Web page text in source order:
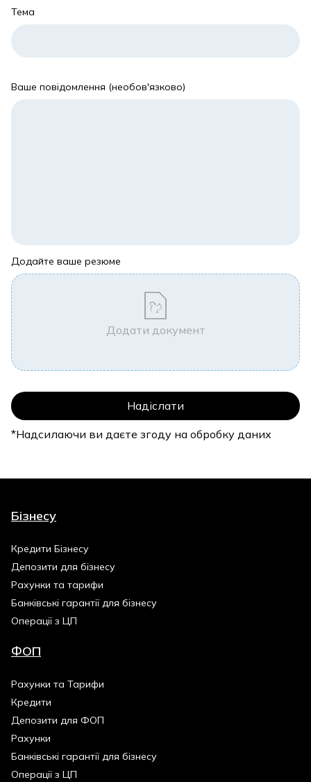
Тема
Ваше повідомлення (необов'язково)
Додайте ваше резюме
Додати документ
*Надсилаючи ви даєте згоду на обробку даних
Бізнесу
Кредити Бізнесу
Депозити для бізнесу
Рахунки та тарифи
Банківські гарантії для бізнесу
Операції з ЦП
ФОП
Рахунки та Тарифи
Кредити
Депозити для ФОП
Рахунки
Банківські гарантії для бізнесу
Операції з ЦП